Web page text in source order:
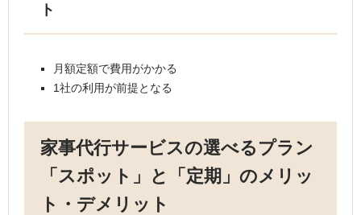
ト
月額定額で費用がかかる
1社の利用が前提となる
家事代行サービスの選べるプラン
「スポット」と「定期」のメリッ
ト・デメリット